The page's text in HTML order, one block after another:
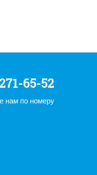
65-52
нам по номеру